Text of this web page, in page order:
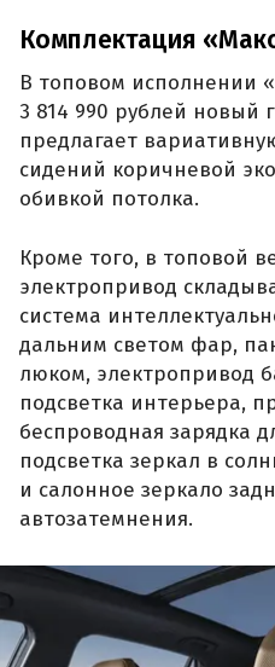
Комплектация
В топовом исполнении
3 814 990 рублей новый
предлагает
сидений коричневой
обивкой потолка.
Кроме того, в топовой
электропривод
система
дальним светом фар,
люком, электропривод
подсветка интерьера,
беспроводная зарядка
подсветка зеркал в
и салонное зеркало
автозатемнения.